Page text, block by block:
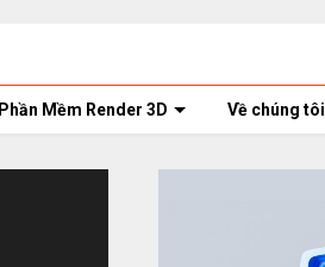
Phần Mềm Render 3D Về chúng tôi